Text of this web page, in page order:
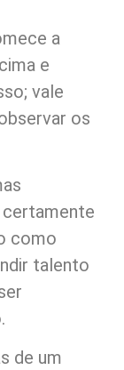
a
e
vale
os
como
talento
de um